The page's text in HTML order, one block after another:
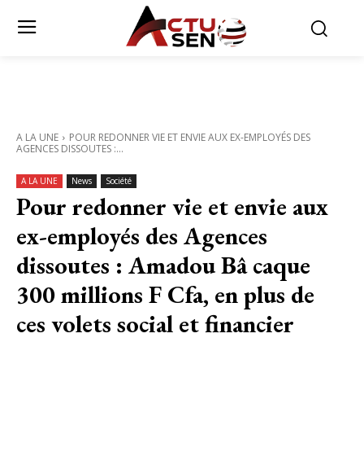
A LA UNE
POUR REDONNER VIE ET ENVIE AUX EX-EMPLOYÉS DES
AGENCES DISSOUTES :...
A LA UNE News Société
Pour redonner vie et envie aux
ex-employés des Agences
dissoutes : Amadou Bâ caque
300 millions F Cfa, en plus de
ces volets social et financier